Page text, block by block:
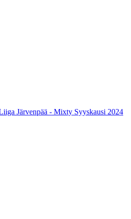
Järvenpää - Mixty Syyskausi 2024